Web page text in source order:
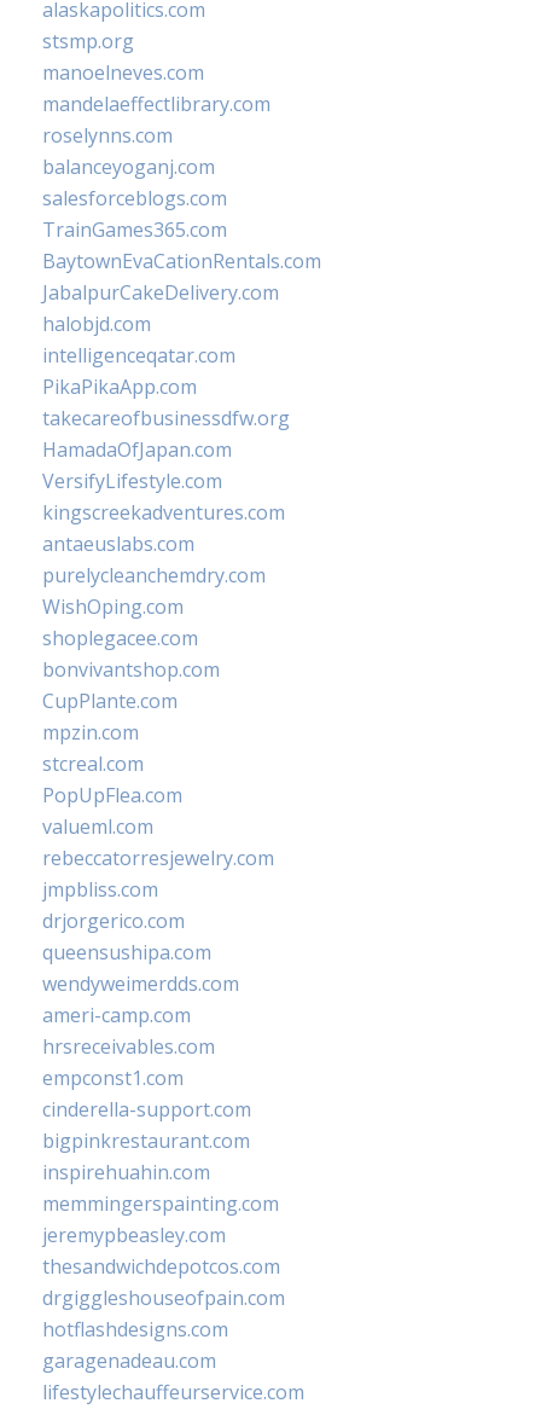
alaskapolitics.com
stsmp.org
manoelneves.com
mandelaeffectlibrary.com
roselynns.com
balanceyoganj.com
salesforceblogs.com
TrainGames365.com
BaytownEvaCationRentals.com
JabalpurCakeDelivery.com
halobjd.com
intelligenceqatar.com
PikaPikaApp.com
takecareofbusinessdfw.org
HamadaOfJapan.com
VersifyLifestyle.com
kingscreekadventures.com
antaeuslabs.com
purelycleanchemdry.com
WishOping.com
shoplegacee.com
bonvivantshop.com
CupPlante.com
mpzin.com
stcreal.com
PopUpFlea.com
valueml.com
rebeccatorresjewelry.com
jmpbliss.com
drjorgerico.com
queensushipa.com
wendyweimerdds.com
ameri-camp.com
hrsreceivables.com
empconst1.com
cinderella-support.com
bigpinkrestaurant.com
inspirehuahin.com
memmingerspainting.com
jeremypbeasley.com
thesandwichdepotcos.com
drgiggleshouseofpain.com
hotflashdesigns.com
garagenadeau.com
lifestylechauffeurservice.com